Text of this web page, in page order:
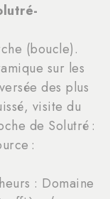
(boucle).
sur les
des plus
visite du
de Solutré :
:
: Domaine